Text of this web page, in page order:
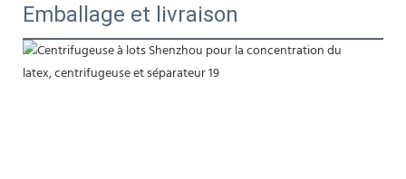
Emballage et livraison